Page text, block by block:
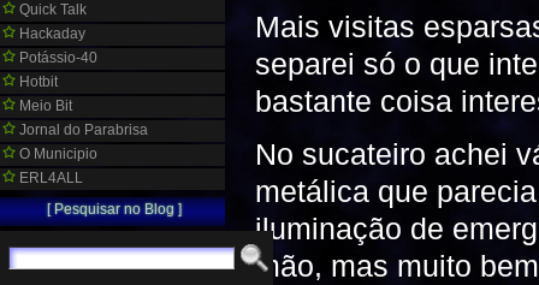
Mais visitas
separei só o que
bastante coisa
No sucateiro achei
metálica que
iluminação de
mão, mas muito
Quick Talk
Hackaday
Potássio-40
Hotbit
Meio Bit
Jornal do Parabrisa
O Municipio
ERL4ALL
[ Pesquisar no Blog ]